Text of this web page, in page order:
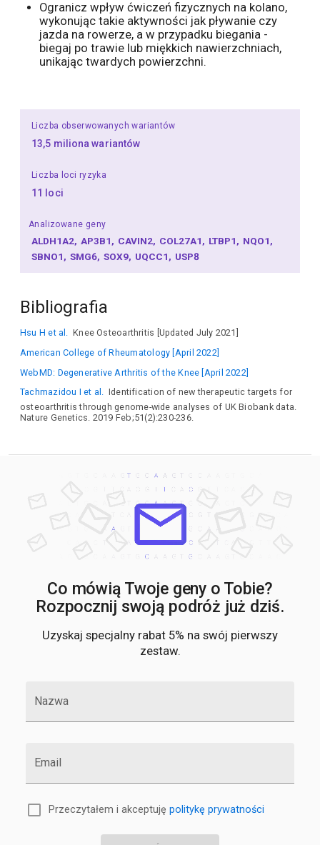
Ogranicz wpływ ćwiczeń fizycznych na kolano,
wykonując takie aktywności jak pływanie czy
jazda na rowerze, a w przypadku biegania -
biegaj po trawie lub miękkich nawierzchniach,
unikając twardych powierzchni.
Liczba obserwowanych wariantów
13,5 miliona wariantów
Liczba loci ryzyka
11 loci
Analizowane geny
ALDH1A2 AP3B1 CAVIN2 COL27A1 LTBP1 NQO1
SBNO1 SMG6 SOX9 UQCC1 USP8
Bibliografia
Hsu H et al. Knee Osteoarthritis [Updated July 2021]
American College of Rheumatology [April 2022]
WebMD: Degenerative Arthritis of the Knee [April 2022]
Tachmazidou I et al. Identification of new therapeutic targets for
osteoarthritis through genome-wide analyses of UK Biobank data.
Nature Genetics. 2019 Feb;51(2):230-236.
Co mówią Twoje geny o Tobie?
Rozpocznij swoją podróż już dziś.
Uzyskaj specjalny rabat 5% na swój pierwszy
zestaw.
Nazwa
Email
Przeczytałem i akceptuję politykę prywatności